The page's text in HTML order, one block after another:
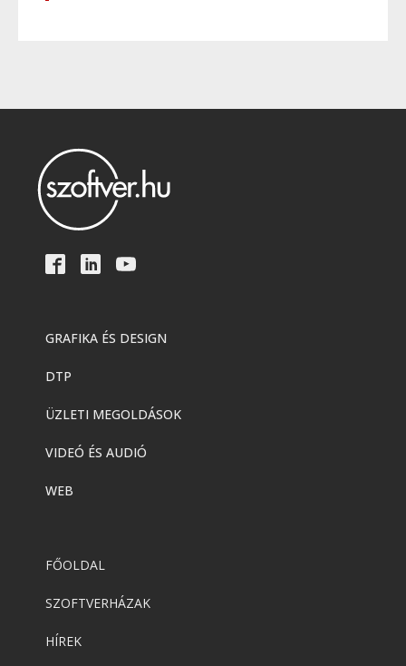
GRAFIKA ÉS DESIGN
DTP
ÜZLETI MEGOLDÁSOK
VIDEÓ ÉS AUDIÓ
WEB
FŐOLDAL
SZOFTVERHÁZAK
HÍREK